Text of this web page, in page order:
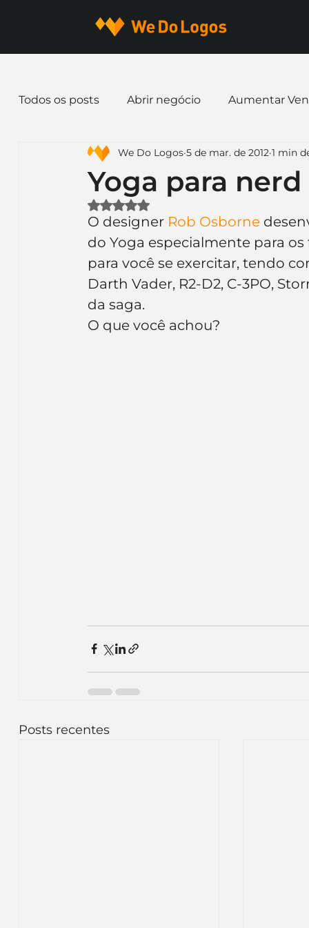
Todos os posts Abrir negócio Aumentar
Dicas de Marketing Email marketing
Identidade Visual
Ferramentas Mascotes Slogan
Inteligência Artificial Embalagens
Yoga para nerd
We Do Logos 5 de mar. de 2012 1 min
Avaliado com NaN de 5 estrelas.
O designer Rob Osborne
do Yoga especialmente para os
para você se exercitar, tendo
Darth Vader, R2-D2, C-3PO,
da saga.
O que você achou?
Posts recentes